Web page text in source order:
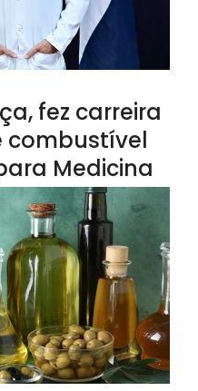
fez carreira
combustível
Medicina